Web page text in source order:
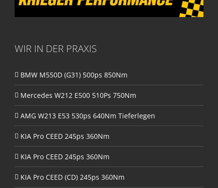
WIR IN DER PRAXIS
BMW M550D (G31) 500ps 850Nm
Mercedes W212 E500 510Ps 750Nm
AMG W213 E53 530ps 640Nm Tieferlegen
KIA Pro CEED 245ps 360Nm
KIA Pro CEED 245ps 360Nm
KIA Pro CEED (CD) 245ps 360Nm